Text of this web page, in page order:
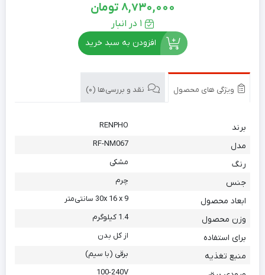
8,730,000 تومان
1 در انبار
افزودن به سبد خرید
ویژگی های محصول نقد و بررسی‌ها (0)
برند RENPHO
مدل RF-NM067
رنگ مشکی
جنس چرم
ابعاد محصول 30x 16 x 9 سانتی‌متر
وزن محصول 1.4 کیلوگرم
برای استفاده از کل بدن
منبع تغذیه برقی (با سیم)
100-240V